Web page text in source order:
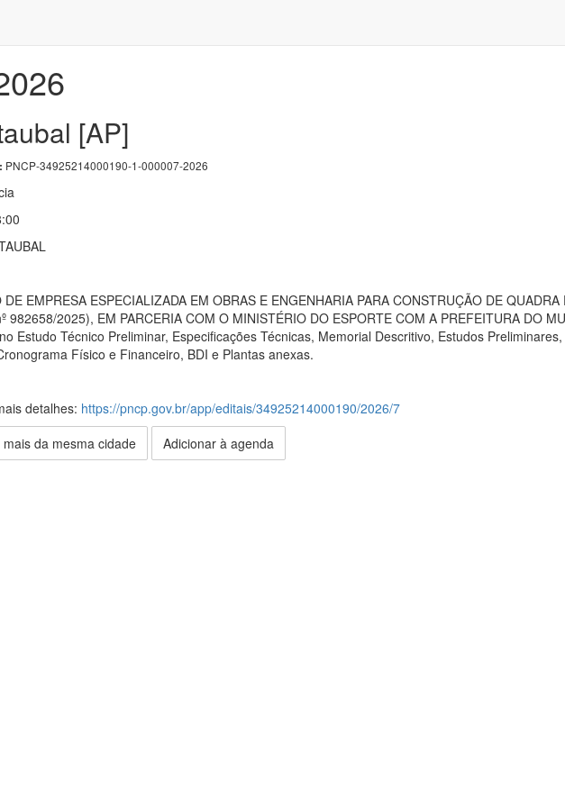
[AP]
PNCP-34925214000190-1-000007-2026
DE EMPRESA ESPECIALIZADA EM OBRAS E ENGENHARIA PARA CONSTRUÇÃO DE
982658/2025), EM PARCERIA COM O MINISTÉRIO DO ESPORTE COM A PREFEITURA DO
Estudo Técnico Preliminar, Especificações Técnicas, Memorial Descritivo, Estudos
Físico e Financeiro, BDI e Plantas anexas.
detalhes: https://pncp.gov.br/app/editais/34925214000190/2026/7
mais da mesma cidade Adicionar à agenda